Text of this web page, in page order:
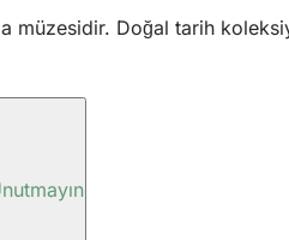
müzesidir. Doğal tarih